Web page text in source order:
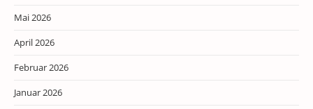
Mai 2026
April 2026
Februar 2026
Januar 2026